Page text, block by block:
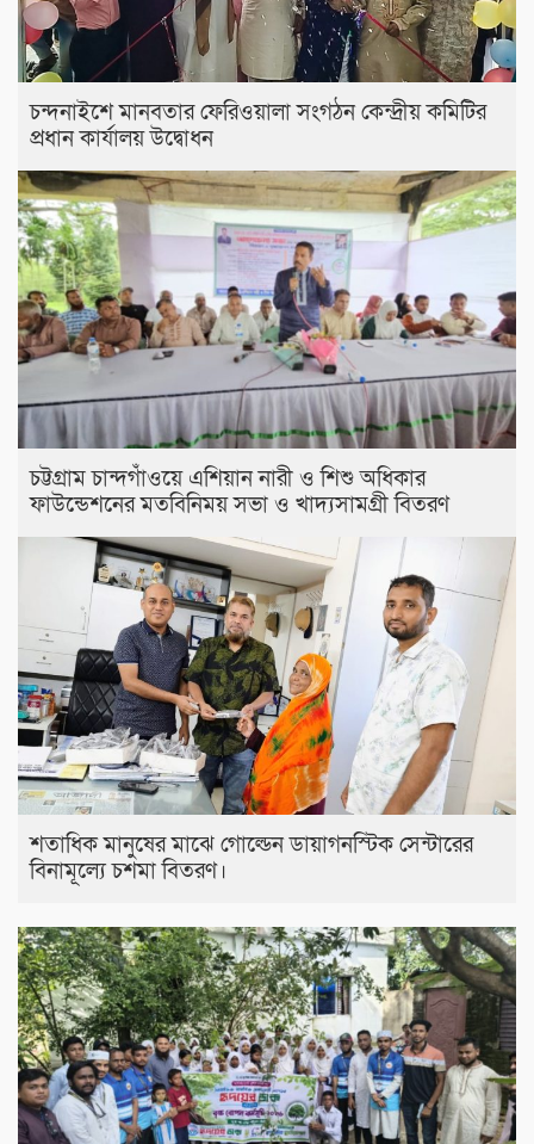
চন্দনাইশে মানবতার ফেরিওয়ালা সংগঠন কেন্দ্রীয় কমিটির
প্রধান কার্যালয় উদ্বোধন
চট্টগ্রাম চান্দগাঁওয়ে এশিয়ান নারী ও শিশু অধিকার
ফাউন্ডেশনের মতবিনিময় সভা ও খাদ্যসামগ্রী বিতরণ
শতাধিক মানুষের মাঝে গোল্ডেন ডায়াগনস্টিক সেন্টারের
বিনামূল্যে চশমা বিতরণ।